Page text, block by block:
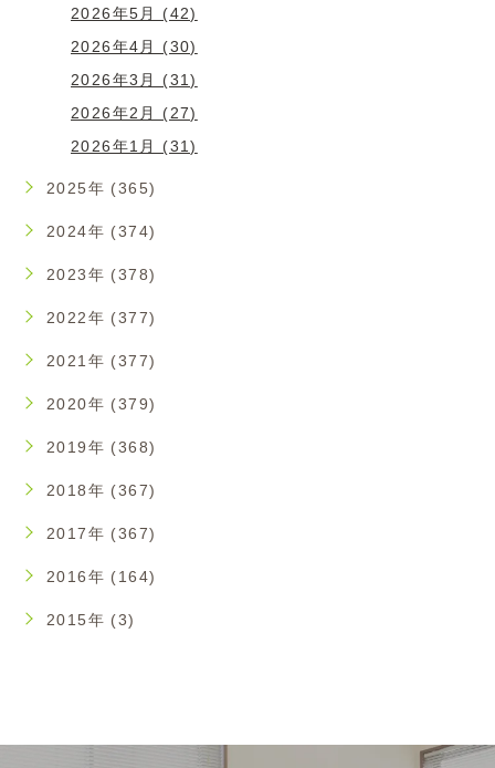
2026年5月 (42)
2026年4月 (30)
2026年3月 (31)
2026年2月 (27)
2026年1月 (31)
2025年 (365)
2024年 (374)
2023年 (378)
2022年 (377)
2021年 (377)
2020年 (379)
2019年 (368)
2018年 (367)
2017年 (367)
2016年 (164)
2015年 (3)